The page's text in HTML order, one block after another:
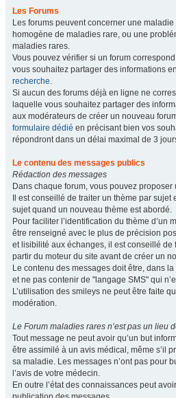
Les Forums
Les forums peuvent concerner une
homogène de maladies rare, ou une
maladies rares.
Vous pouvez vérifier si un forum
vous souhaitez partager des informations
recherche.
Si aucun des forums déjà en ligne ne
laquelle vous souhaitez partager des
aux modérateurs de créer un nouveau
formulaire dédié en précisant bien vos
répondront dans un délai maximal de 3
Le contenu des messages publics
Rédaction des messages
Dans chaque forum, vous pouvez
Il est conseillé de traiter un thème par
sujet quand un nouveau thème est abordé.
Pour faciliter l’identification du thème d’un
être renseigné avec le plus de précision
et lisibilité aux échanges, il est conseillé
partir du moteur du site avant de créer un
Le contenu des messages doit être, dans
et ne pas contenir de "langage SMS" qui
L’utilisation des smileys ne peut être faite
modération.
Le Forum maladies rares n’est pas un lieu
Tout message ne peut avoir qu’un but
être assimilé à un avis médical, même s’il
sa maladie. Les messages n’ont pas pour
l’avis de votre médecin.
En outre l’état des connaissances peut